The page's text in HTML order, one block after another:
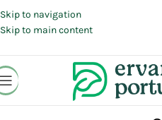
Skip to navigation
Skip to main content